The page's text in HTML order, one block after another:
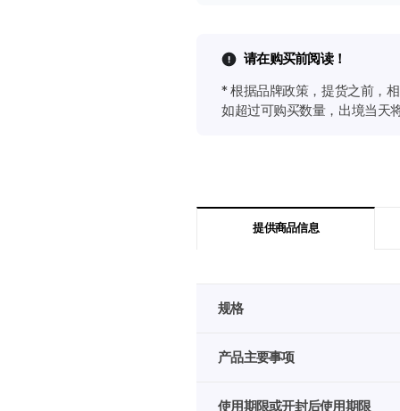
请在购买前阅读！
* 根据品牌政策，提货之前，
如超过可购买数量，出境当天
提供商品信息
规格
产品主要事项
使用期限或开封后使用期限